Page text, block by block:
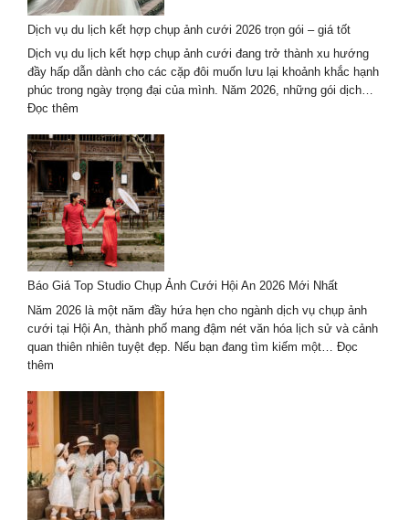
–
lưu
giữ
thanh
xuân
riêng
Dịch vụ du lịch kết hợp chụp ảnh cưới 2026 trọn gói – giá tốt
Dịch vụ du lịch kết hợp chụp ảnh cưới đang trở thành xu hướng
đầy hấp dẫn dành cho các cặp đôi muốn lưu lại khoảnh khắc hạnh
phúc trong ngày trọng đại của mình. Năm 2026, những gói dịch…
Đọc thêm
vụ
du
lịch
kết
hợp
chụp
ảnh
cưới
2026
trọn
gói
–
Báo Giá Top Studio Chụp Ảnh Cưới Hội An 2026 Mới Nhất
Năm 2026 là một năm đầy hứa hẹn cho ngành dịch vụ chụp ảnh
cưới tại Hội An, thành phố mang đậm nét văn hóa lịch sử và cảnh
quan thiên nhiên tuyệt đẹp. Nếu bạn đang tìm kiếm một… Đọc
thêm
Studio
Chụp
Ảnh
Cưới
Hội